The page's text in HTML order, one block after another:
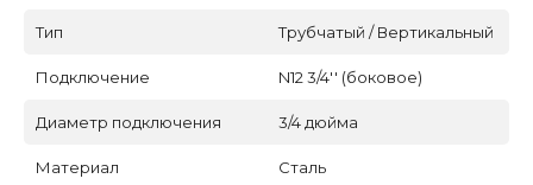
Тип Трубчатый / Вертикальный
Подключение N12 3/4'' (боковое)
Диаметр подключения 3/4 дюйма
Материал Сталь